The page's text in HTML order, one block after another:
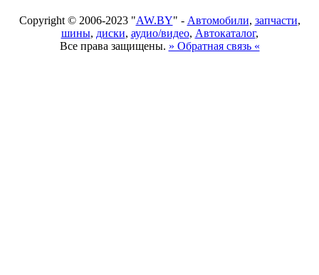
Copyright © 2006-2023 "AW.BY" - Автомобили, запчасти,
шины, диски, аудио/видео, Автокаталог,
Все права защищены. » Обратная связь «